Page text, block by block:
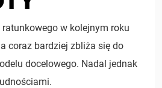
w kolejnym roku
coraz bardziej zbliża się do
docelowego. Nadal jednak